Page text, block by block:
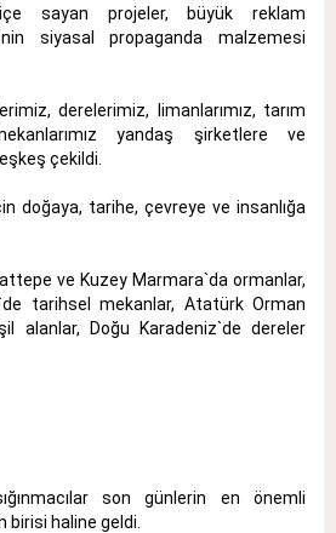
sayan projeler, büyük reklam
siyasal propaganda malzemesi
derelerimiz, limanlarımız, tarım
yandaş şirketlere ve
çekildi.
doğaya, tarihe, çevreye ve insanlığa
ve Kuzey Marmara`da ormanlar,
tarihsel mekanlar, Atatürk Orman
alanlar, Doğu Karadeniz`de dereler
son günlerin en önemli
haline geldi.